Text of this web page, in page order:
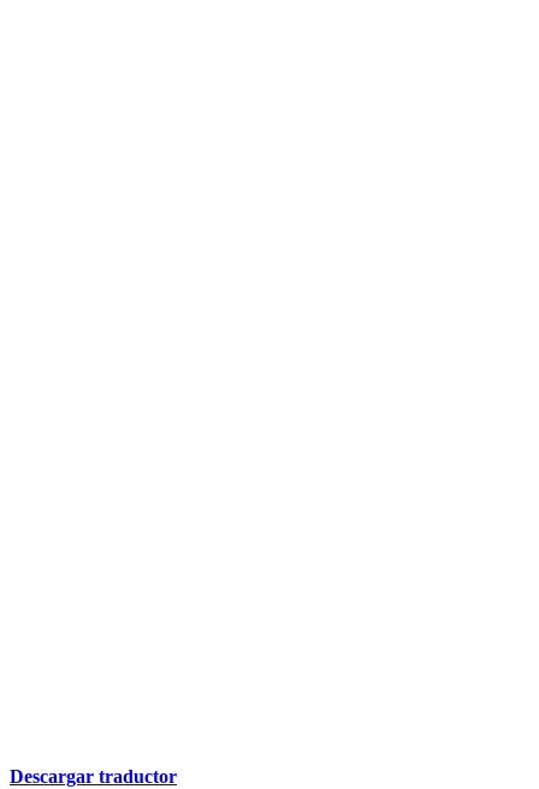
Descargar traductor